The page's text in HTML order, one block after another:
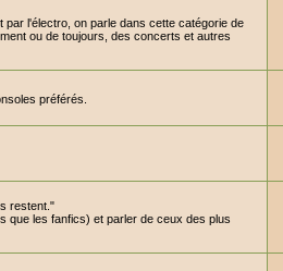
l'électro, on parle dans cette catégorie de
ou de toujours, des concerts et autres
préférés.
restent."
que les fanfics) et parler de ceux des plus